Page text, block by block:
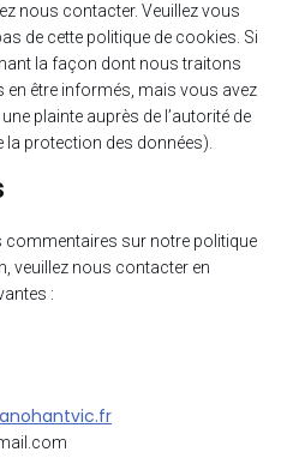
nous contacter. Veuillez vous
de cette politique de cookies. Si
la façon dont nous traitons
être informés, mais vous avez
plainte auprès de l’autorité de
la protection des données).
sur notre politique
veuillez nous contacter en
: